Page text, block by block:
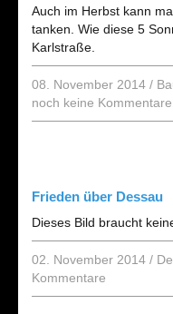
Auch im Herbst kann
tanken. Wie diese 5
Karlstraße.
08. November 2014 /
noch keine Kommentare
Frieden über Dessau
Dieses Bild braucht
02. November 2014 /
Kommentare